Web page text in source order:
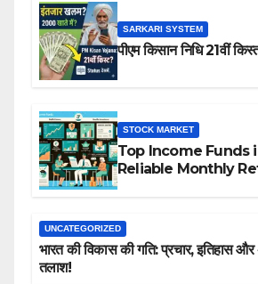
SARKARI SYSTEM
पीएम किसान निधि 21वीं
STOCK MARKET
Top Income Funds
Reliable Monthly
UNCATEGORIZED
भारत की विकास की गति: प्रचार, इतिहास
तलाश!